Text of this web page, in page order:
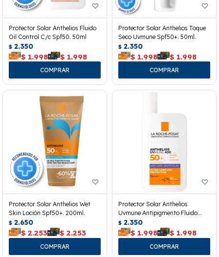
Protector Solar Anthelios Fluido
Oil Control C/c Spf50. 50ml
$ 2.350
$ 1.998 $ 1.998
Protector Solar Anthelios Toque
Seco Uvmune Spf50+. 50ml.
$ 2.350
$ 1.998 $ 1.998
Protector Solar Anthelios Wet
Skin Loción Spf50+. 200ml.
$ 2.650
$ 2.253 $ 2.253
Protector Solar Anthelios
Uvmune Antipigmento Fluido
Fps50. 50 Ml.
$ 2.350
$ 1.998 $ 1.998